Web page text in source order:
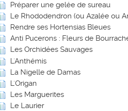
Préparer une gelée de sureau
Le Rhododendron (ou Azalée ou
Rendre ses Hortensias Bleues
Anti Pucerons : Fleurs de
Les Orchidées Sauvages
L'Anthémis
La Nigelle de Damas
L'Origan
Les Marguerites
Le Laurier